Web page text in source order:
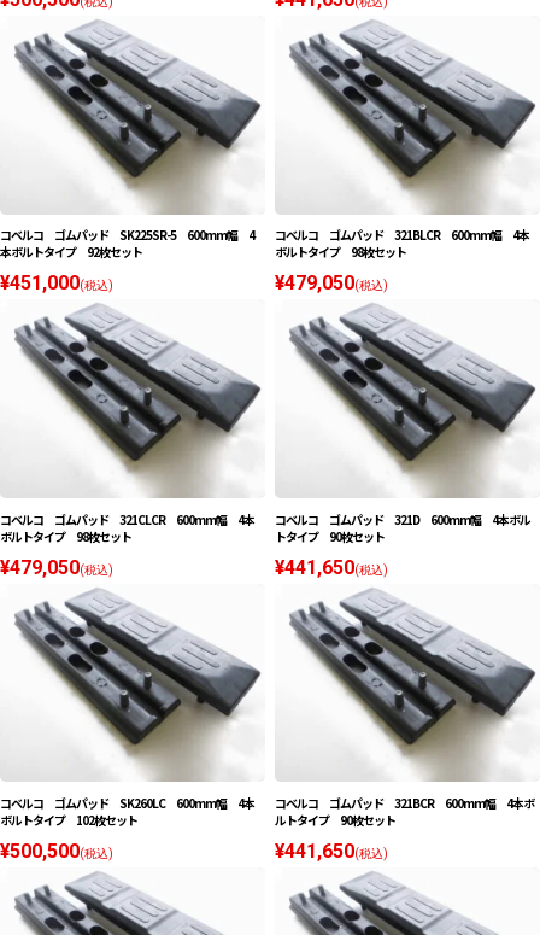
コベルコ ゴムパッド SK225SR-5 600mm幅 4
本ボルトタイプ 92枚セット
¥451,000(税込)
コベルコ ゴムパッド 321BLCR 600mm幅 4本
ボルトタイプ 98枚セット
¥479,050(税込)
コベルコ ゴムパッド 321CLCR 600mm幅 4本
ボルトタイプ 98枚セット
¥479,050(税込)
コベルコ ゴムパッド 321D 600mm幅 4本ボル
トタイプ 90枚セット
¥441,650(税込)
コベルコ ゴムパッド SK260LC 600mm幅 4本
ボルトタイプ 102枚セット
¥500,500(税込)
コベルコ ゴムパッド 321BCR 600mm幅 4本ボ
ルトタイプ 90枚セット
¥441,650(税込)